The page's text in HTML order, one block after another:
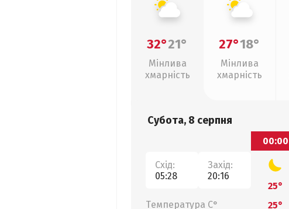
32°21°
Мінлива
хмарність
27°18°
Мінлива
хмарність
Субота, 8 серпня
Схід:
05:28
Захід:
20:16
Температура С°
00:00
25°
25°